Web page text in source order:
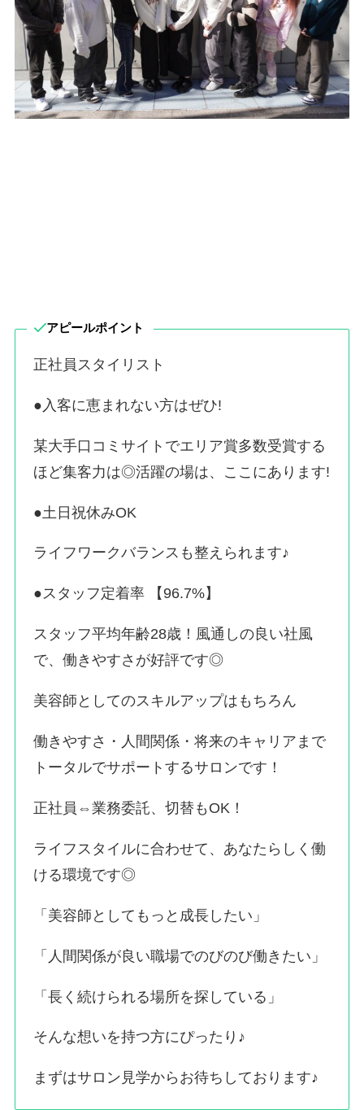
アピールポイント
正社員スタイリスト
●入客に恵まれない方はぜひ!
某大手口コミサイトでエリア賞多数受賞する
ほど集客力は◎活躍の場は、ここにあります!
●土日祝休みOK
ライフワークバランスも整えられます♪
●スタッフ定着率 【96.7%】
スタッフ平均年齢28歳！風通しの良い社風
で、働きやすさが好評です◎
美容師としてのスキルアップはもちろん
働きやすさ・人間関係・将来のキャリアまで
トータルでサポートするサロンです！
正社員⇔業務委託、切替もOK！
ライフスタイルに合わせて、あなたらしく働
ける環境です◎
「美容師としてもっと成長したい」
「人間関係が良い職場でのびのび働きたい」
「長く続けられる場所を探している」
そんな想いを持つ方にぴったり♪
まずはサロン見学からお待ちしております♪